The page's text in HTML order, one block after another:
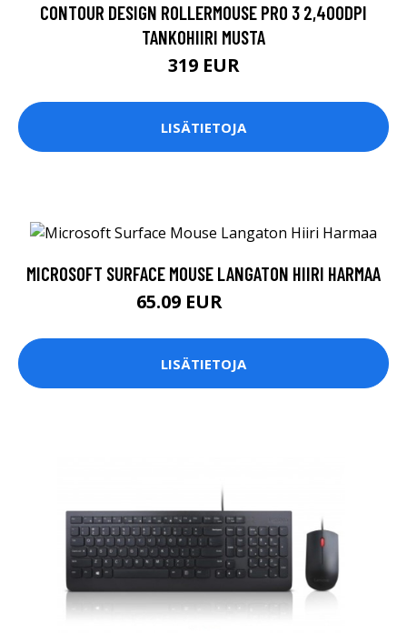
CONTOUR DESIGN ROLLERMOUSE PRO 3 2,400DPI
TANKOHIIRI MUSTA
319 EUR
LISÄTIETOJA
MICROSOFT SURFACE MOUSE LANGATON HIIRI HARMAA
65.09 EUR
LISÄTIETOJA